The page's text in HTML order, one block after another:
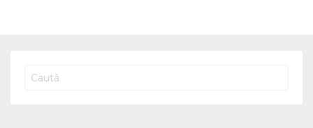
Workshop Fundații Comunitare –